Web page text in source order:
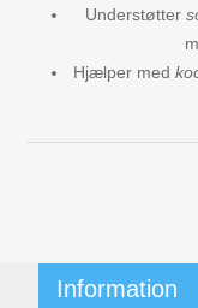
Understøtter
Hjælper med
Information